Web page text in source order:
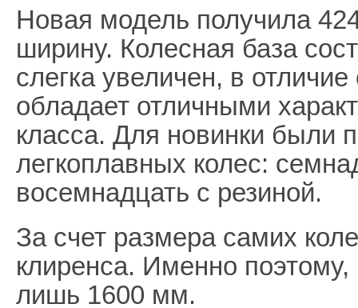
Новая модель получила
ширину. Колесная база
слегка увеличен, в
обладает отличными
класса. Для новинки были
легкоплавных колес:
восемнадцать с резиной.
За счет размера самих
клиренса. Именно поэтому,
лишь 1600 мм.